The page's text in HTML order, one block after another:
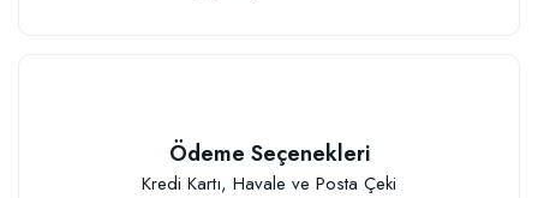
Ödeme Seçenekleri
Kredi Kartı, Havale ve Posta Çeki